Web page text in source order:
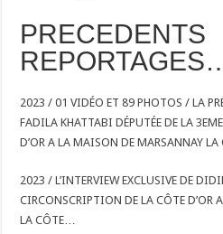
PRECEDENTS
2023 / 01 VIDÉO ET 89 PHOTOS / LA
FADILA KHATTABI DÉPUTÉE DE LA
D’OR A LA MAISON DE MARSANNAY
2023 / L’INTERVIEW EXCLUSIVE DE
CIRCONSCRIPTION DE LA CÔTE D’OR
LA CÔTE…